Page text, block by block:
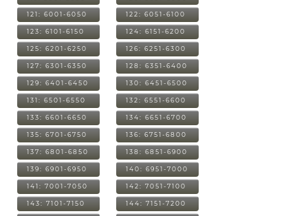
121: 6001-6050 122: 6051-6100
123: 6101-6150 124: 6151-6200
125: 6201-6250 126: 6251-6300
127: 6301-6350 128: 6351-6400
129: 6401-6450 130: 6451-6500
131: 6501-6550 132: 6551-6600
133: 6601-6650 134: 6651-6700
135: 6701-6750 136: 6751-6800
137: 6801-6850 138: 6851-6900
139: 6901-6950 140: 6951-7000
141: 7001-7050 142: 7051-7100
143: 7101-7150 144: 7151-7200